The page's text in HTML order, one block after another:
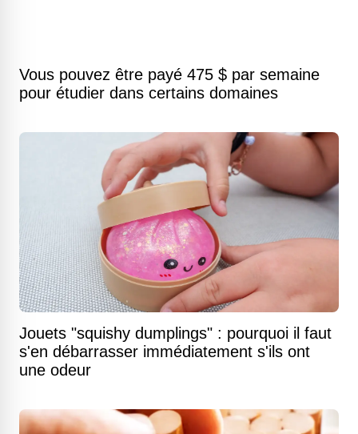
Vous pouvez être payé 475 $ par semaine
pour étudier dans certains domaines
Jouets "squishy dumplings" : pourquoi il faut
s'en débarrasser immédiatement s'ils ont
une odeur